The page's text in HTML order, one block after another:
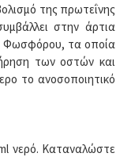
της πρωτεΐνης
στην άρτια
Φωσφόρου, τα οποία
των οστών και
το ανοσοποιητικό
νερό. Καταναλώστε